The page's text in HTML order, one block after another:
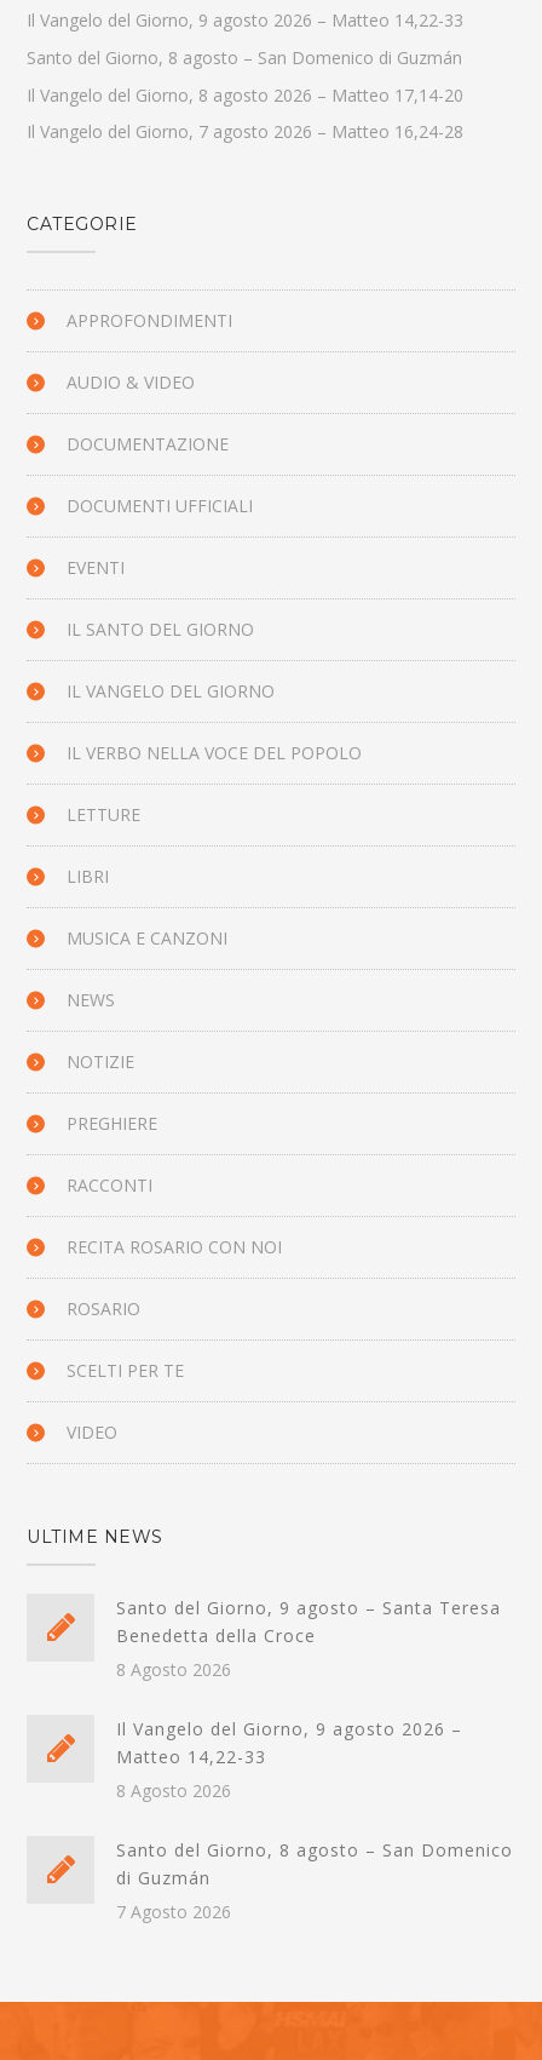
Il Vangelo del Giorno, 9 agosto 2026 – Matteo 14,22-33
Santo del Giorno, 8 agosto – San Domenico di Guzmán
Il Vangelo del Giorno, 8 agosto 2026 – Matteo 17,14-20
Il Vangelo del Giorno, 7 agosto 2026 – Matteo 16,24-28
CATEGORIE
APPROFONDIMENTI
AUDIO & VIDEO
DOCUMENTAZIONE
DOCUMENTI UFFICIALI
EVENTI
IL SANTO DEL GIORNO
IL VANGELO DEL GIORNO
IL VERBO NELLA VOCE DEL POPOLO
LETTURE
LIBRI
MUSICA E CANZONI
NEWS
NOTIZIE
PREGHIERE
RACCONTI
RECITA ROSARIO CON NOI
ROSARIO
SCELTI PER TE
VIDEO
ULTIME NEWS
Santo del Giorno, 9 agosto – Santa Teresa
Benedetta della Croce
8 Agosto 2026
Il Vangelo del Giorno, 9 agosto 2026 –
Matteo 14,22-33
8 Agosto 2026
Santo del Giorno, 8 agosto – San Domenico
di Guzmán
7 Agosto 2026